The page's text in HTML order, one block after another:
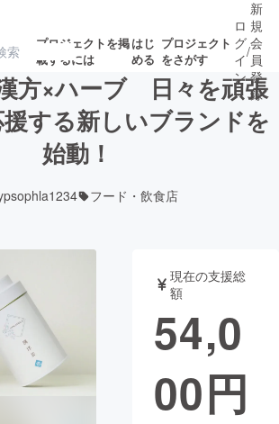
プロジェクトを掲
載するには
はじ
める
プロジェクト
をさがす
注目の新着プロ 募集終了が近いプ
ロジー・ガジェット
映画 書籍・雑誌
・起業 チャレンジ
ロ
グ
イ
ン
/
新
規
会
員
登
録
方×ハーブ 日々を頑張
する新しいブランドを
始動！
フード・飲食店
現在の支援総
額
54,0
00円